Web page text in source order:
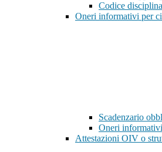
Codice
Oneri informativi per
Scadenzario
Oneri
Attestazioni OIV o